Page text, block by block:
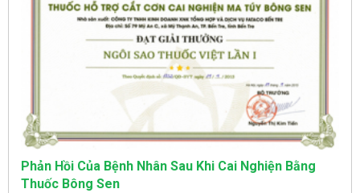
Phản Hồi Của Bệnh Nhân Sau Khi Cai Nghiện Bằng
Thuốc Bông Sen